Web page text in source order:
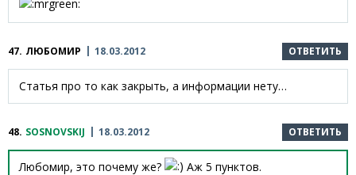
47. ЛЮБОМИР 18.03.2012 ОТВЕТИТЬ
Статья про то как закрыть, а информации нету…
48. SOSNOVSKIJ 18.03.2012 ОТВЕТИТЬ
Любомир, это почему же? Аж 5 пунктов.